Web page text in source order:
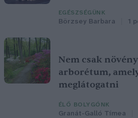
EGÉSZSÉGÜNK
Börzsey Barbara 1
Nem csak
arborétum,
meglátogatni
ÉLŐ BOLYGÓNK
Granát-Galló Tímea